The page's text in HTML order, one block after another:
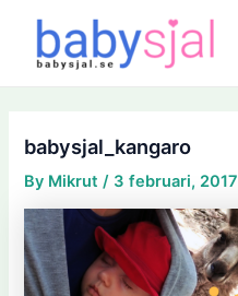
content
babysjal_kangaro
By Mikrut/ 3 februari, 2017
navigation